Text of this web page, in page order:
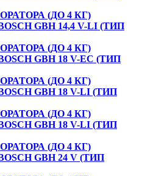
(ДО 4 КГ)
GBH 14,4 V-LI (ТИП
(ДО 4 КГ)
GBH 18 V-EC (ТИП
(ДО 4 КГ)
GBH 18 V-LI (ТИП
(ДО 4 КГ)
GBH 18 V-LI (ТИП
(ДО 4 КГ)
GBH 24 V (ТИП